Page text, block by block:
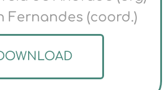
Fernandes (coord.)